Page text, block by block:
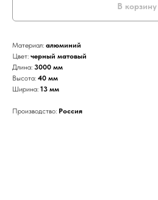
В корзину
Материал: алюминий
Цвет: черный матовый
Длина: 3000 мм
Высота: 40 мм
Ширина: 13 мм
Производство: Россия